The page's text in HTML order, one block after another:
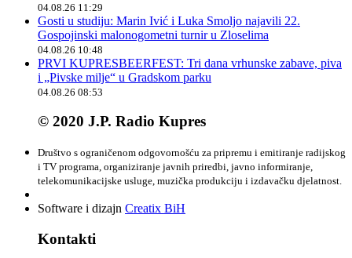
04.08.26 11:29
Gosti u studiju: Marin Ivić i Luka Smoljo najavili 22.
Gospojinski malonogometni turnir u Zloselima
04.08.26 10:48
PRVI KUPRESBEERFEST: Tri dana vrhunske zabave, piva
i „Pivske milje“ u Gradskom parku
04.08.26 08:53
© 2020 J.P. Radio Kupres
Društvo s ograničenom odgovornošću za pripremu i emitiranje radijskog
i TV programa, organiziranje javnih priredbi, javno informiranje,
telekomunikacijske usluge, muzička produkciju i izdavačku djelatnost.
Software i dizajn Creatix BiH
Kontakti